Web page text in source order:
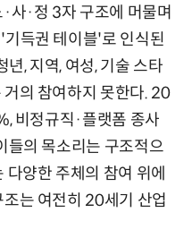
사·정 3자 구조에 머물며
득권 테이블'로 인식된
년, 지역, 여성, 기술 스타
의 참여하지 못한다. 20
비정규직·플랫폼 종사
들의 목소리는 구조적으
양한 주체의 참여 위에
는 여전히 20세기 산업